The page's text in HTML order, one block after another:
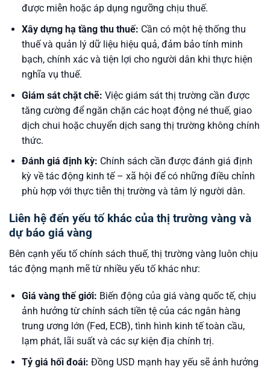
được miễn hoặc áp dụng ngưỡng chịu thuế.
Xây dựng hạ tầng thu thuế: Cần có một hệ thống thu
thuế và quản lý dữ liệu hiệu quả, đảm bảo tính minh
bạch, chính xác và tiện lợi cho người dân khi thực hiện
nghĩa vụ thuế.
Giám sát chặt chẽ: Việc giám sát thị trường cần được
tăng cường để ngăn chặn các hoạt động né thuế, giao
dịch chui hoặc chuyển dịch sang thị trường không chính
thức.
Đánh giá định kỳ: Chính sách cần được đánh giá định
kỳ về tác động kinh tế – xã hội để có những điều chỉnh
phù hợp với thực tiễn thị trường và tâm lý người dân.
Liên hệ đến yếu tố khác của thị trường vàng và
dự báo giá vàng
Bên cạnh yếu tố chính sách thuế, thị trường vàng luôn chịu
tác động mạnh mẽ từ nhiều yếu tố khác như:
Giá vàng thế giới: Biến động của giá vàng quốc tế, chịu
ảnh hưởng từ chính sách tiền tệ của các ngân hàng
trung ương lớn (Fed, ECB), tình hình kinh tế toàn cầu,
lạm phát, lãi suất và các sự kiện địa chính trị.
Tỷ giá hối đoái: Đồng USD mạnh hay yếu sẽ ảnh hưởng